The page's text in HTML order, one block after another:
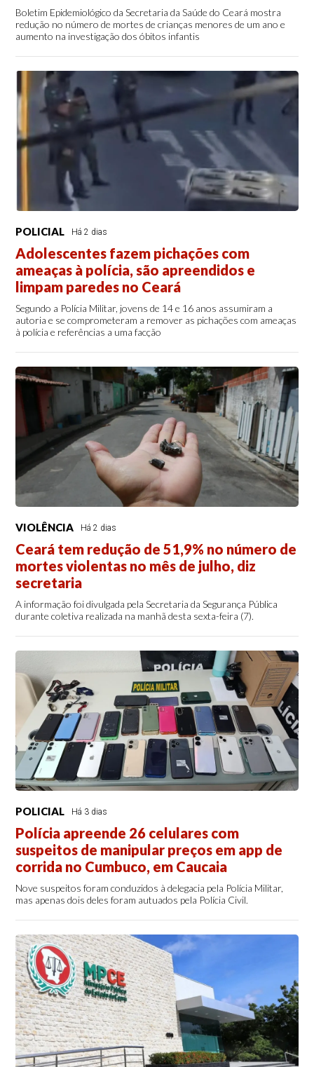
Boletim Epidemiológico da Secretaria da Saúde do Ceará mostra
redução no número de mortes de crianças menores de um ano e
aumento na investigação dos óbitos infantis
POLICIAL Há 2 dias
Adolescentes fazem pichações com
ameaças à polícia, são apreendidos e
limpam paredes no Ceará
Segundo a Polícia Militar, jovens de 14 e 16 anos assumiram a
autoria e se comprometeram a remover as pichações com ameaças
à polícia e referências a uma facção
VIOLÊNCIA Há 2 dias
Ceará tem redução de 51,9% no número de
mortes violentas no mês de julho, diz
secretaria
A informação foi divulgada pela Secretaria da Segurança Pública
durante coletiva realizada na manhã desta sexta-feira (7).
POLICIAL Há 3 dias
Polícia apreende 26 celulares com
suspeitos de manipular preços em app de
corrida no Cumbuco, em Caucaia
Nove suspeitos foram conduzidos à delegacia pela Polícia Militar,
mas apenas dois deles foram autuados pela Polícia Civil.